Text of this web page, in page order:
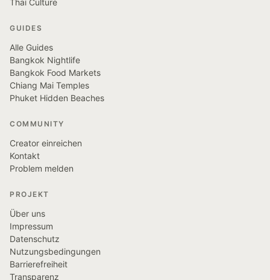
Thai Culture
GUIDES
Alle Guides
Bangkok Nightlife
Bangkok Food Markets
Chiang Mai Temples
Phuket Hidden Beaches
COMMUNITY
Creator einreichen
Kontakt
Problem melden
PROJEKT
Über uns
Impressum
Datenschutz
Nutzungsbedingungen
Barrierefreiheit
Transparenz